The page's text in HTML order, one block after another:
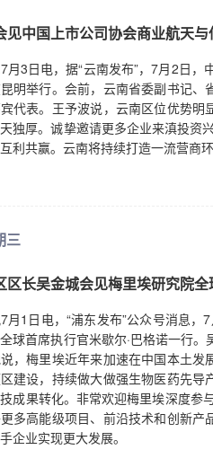
见中国上市公司协会商业航天
月3日电，据“云南发布”，7月2日
明举行。会前，云南省委副书记
代表。王予波说，云南区位优势
独厚。诚挚邀请更多企业来滇投资
利共赢。云南将持续打造一流营商
三
区长吴金城会见梅里埃研究院
月1日电，“浦东发布”公众号消息
球首席执行官米歇尔·巴格诺一行
，梅里埃近年来加速在中国本土
建设，持续做大做强生物医药先
成果转化。非常欢迎梅里埃深度参
多高能级项目、前沿技术和创新
企业实现更大发展。